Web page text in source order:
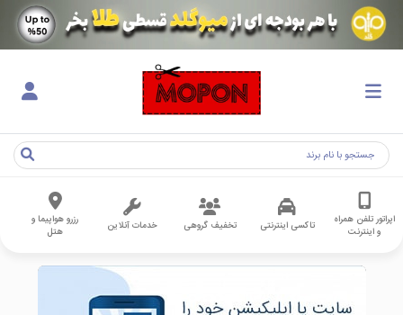
اپراتور تلفن همراه
و اینترنت
تاکسی اینترنتی تخفیف گروهی خدمات آنلاین
رزرو هواپیما و
هتل